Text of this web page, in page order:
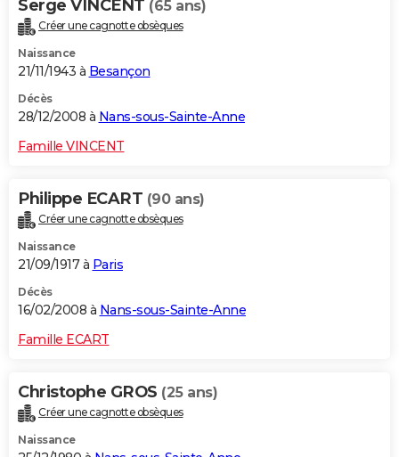
Serge VINCENT (65 ans)
Créer une cagnotte obsèques
Naissance
21/11/1943 à Besançon
Décès
28/12/2008 à Nans-sous-Sainte-Anne
Famille VINCENT
Philippe ECART (90 ans)
Créer une cagnotte obsèques
Naissance
21/09/1917 à Paris
Décès
16/02/2008 à Nans-sous-Sainte-Anne
Famille ECART
Christophe GROS (25 ans)
Créer une cagnotte obsèques
Naissance